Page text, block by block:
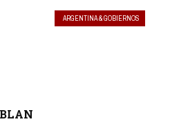
ARGENTINA & GOBIERNOS